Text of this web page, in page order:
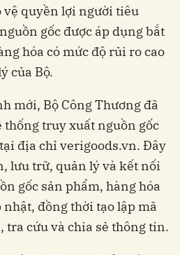
vệ quyền lợi người tiêu
gốc được áp dụng bắt
hóa có mức độ rủi ro cao
của Bộ.
mới, Bộ Công Thương đã
thống truy xuất nguồn gốc
địa chỉ verigoods.vn. Đây
lưu trữ, quản lý và kết nối
gốc sản phẩm, hàng hóa
đồng thời tạo lập mã
cứu và chia sẻ thông tin.